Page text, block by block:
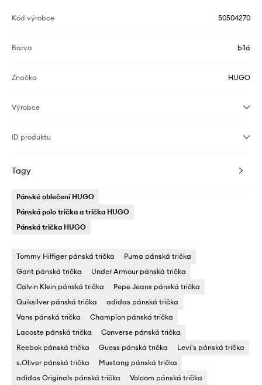
Kód výrobce 50504270
Barva bílá
Značka HUGO
Výrobce
ID produktu
Tagy
Pánské oblečení HUGO
Pánská polo trička a trička HUGO
Pánská trička HUGO
Tommy Hilfiger pánská trička
Puma pánská trička
Gant pánská trička
Under Armour pánská trička
Calvin Klein pánská trička
Pepe Jeans pánská trička
Quiksilver pánská trička
adidas pánská trička
Vans pánská trička
Champion pánská trička
Lacoste pánská trička
Converse pánská trička
Reebok pánská trička
Guess pánská trička
Levi's pánská trička
s.Oliver pánská trička
Mustang pánská trička
adidas Originals pánská trička
Volcom pánská trička